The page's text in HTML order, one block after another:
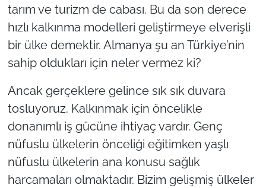
tarım ve turizm de cabası. Bu da son derece
hızlı kalkınma modelleri geliştirmeye elverişli
bir ülke demektir. Almanya şu an Türkiye’nin
sahip oldukları için neler vermez ki?
Ancak gerçeklere gelince sık sık duvara
tosluyoruz. Kalkınmak için öncelikle
donanımlı iş gücüne ihtiyaç vardır. Genç
nüfuslu ülkelerin önceliği eğitimken yaşlı
nüfuslu ülkelerin ana konusu sağlık
harcamaları olmaktadır. Bizim gelişmiş ülkeler